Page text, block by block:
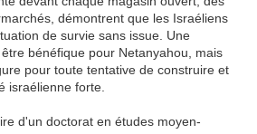
démontrent que les Israéliens
de survie sans issue. Une
bénéfique pour Netanyahou, mais
pour toute tentative de construire et
israélienne forte.
d'un doctorat en études moyen-